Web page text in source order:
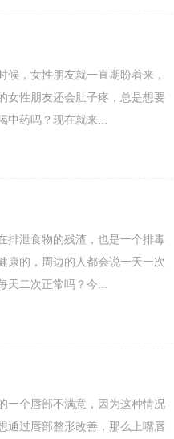
，女性朋友就一直期盼着来，
女性朋友还会肚子疼，总是想要
药吗？现在就来...
排泄食物的残渣，也是一个排毒
康的，周边的人都会说一天一次
二次正常吗？今...
一个唇部不满意，因为这种情况
通过唇部整形改善，那么上嘴唇